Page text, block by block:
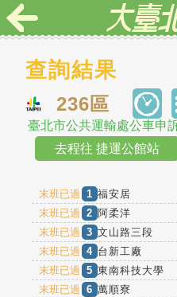
查詢結果
236區
臺北市公共運輸處公車申
去程往 捷運公館站
末班已過 1 福安居
末班已過
2 阿柔洋
末班已過
3 文山路三段
末班已過
4 台新工廠
末班已過
5 東南科技大學
末班已過
6 萬順寮